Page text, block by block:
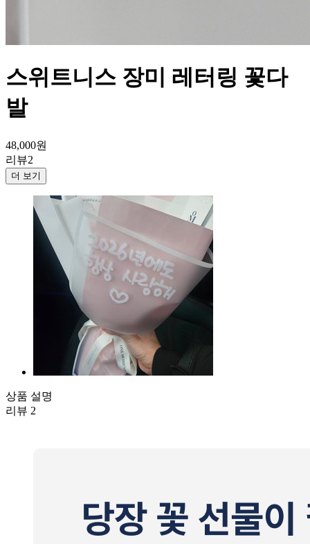
스위트니스 장미 레터링 꽃다
발
48,000원
리뷰2
더 보기
상품 설명
리뷰 2